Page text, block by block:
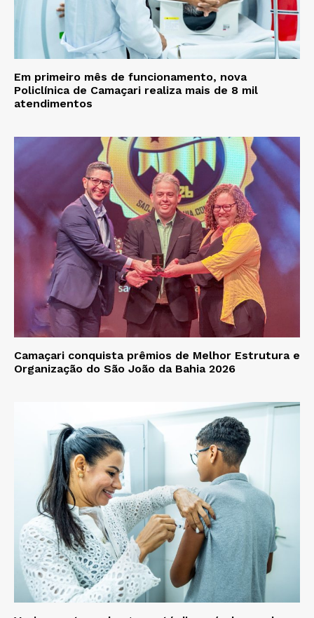
Em primeiro mês de funcionamento, nova
Policlínica de Camaçari realiza mais de 8 mil
atendimentos
Camaçari conquista prêmios de Melhor Estrutura e
Organização do São João da Bahia 2026